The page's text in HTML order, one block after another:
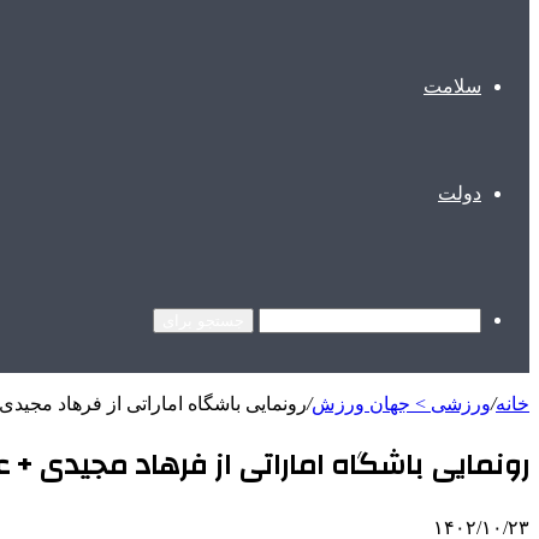
سلامت
دولت
خانه/ورزشی > جهان ورزش/رونمایی باشگاه اماراتی از فرهاد
رونمایی باشگاه اماراتی از فرهاد مجیدی
۱۴۰۲/۱۰/۲۳